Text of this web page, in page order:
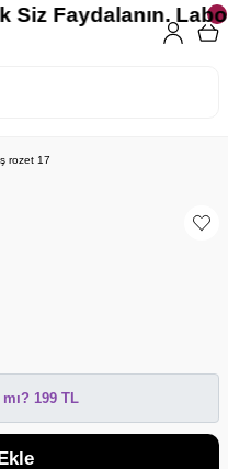
rozet 17
199 TL
Faydalanın. Labor